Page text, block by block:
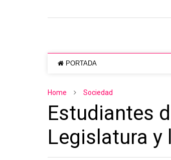
PORTADA
Home Sociedad
Estudiantes
Legislatura